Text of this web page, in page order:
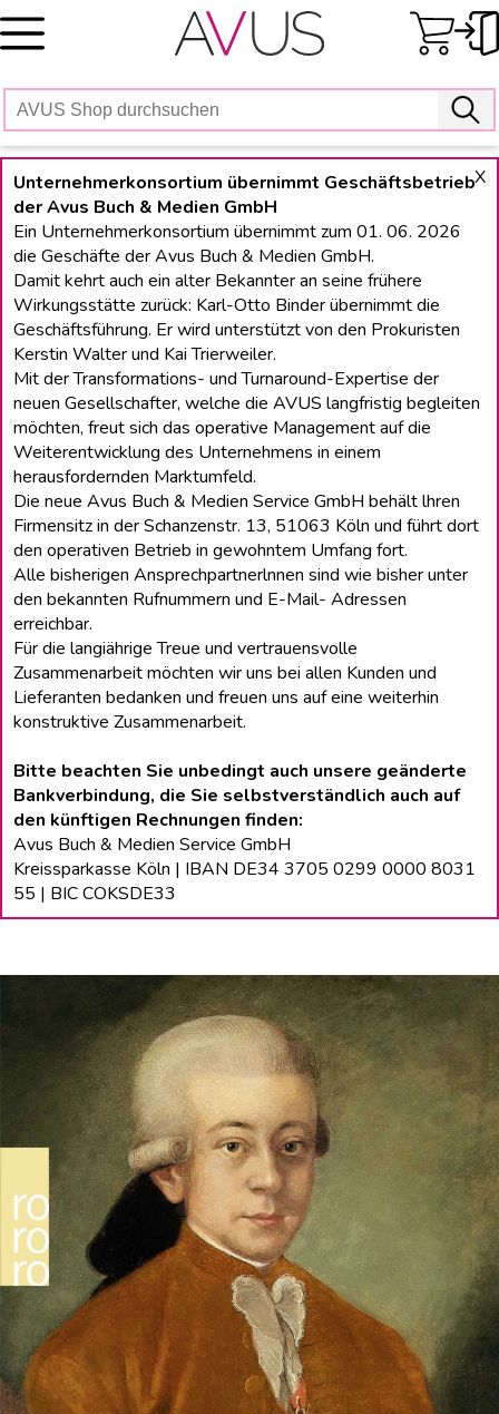
Skip
to
X
Unternehmerkonsortium übernimmt Geschäftsbetrieb
der Avus Buch & Medien GmbH
Ein Unternehmerkonsortium übernimmt zum 01. 06. 2026
die Geschäfte der Avus Buch & Medien GmbH.
Damit kehrt auch ein alter Bekannter an seine frühere
Wirkungsstätte zurück: Karl-Otto Binder übernimmt die
Geschäftsführung. Er wird unterstützt von den Prokuristen
Kerstin Walter und Kai Trierweiler.
Mit der Transformations- und Turnaround-Expertise der
neuen Gesellschafter, welche die AVUS langfristig begleiten
möchten, freut sich das operative Management auf die
Weiterentwicklung des Unternehmens in einem
herausfordernden Marktumfeld.
Die neue Avus Buch & Medien Service GmbH behält lhren
Firmensitz in der Schanzenstr. 13, 51063 Köln und führt dort
den operativen Betrieb in gewohntem Umfang fort.
Alle bisherigen Ansprechpartnerlnnen sind wie bisher unter
den bekannten Rufnummern und E-Mail- Adressen
erreichbar.
Für die langiährige Treue und vertrauensvolle
Zusammenarbeit möchten wir uns bei allen Kunden und
Lieferanten bedanken und freuen uns auf eine weiterhin
konstruktive Zusammenarbeit.
Bitte beachten Sie unbedingt auch unsere geänderte
Bankverbindung, die Sie selbstverständlich auch auf
den künftigen Rechnungen finden:
Avus Buch & Medien Service GmbH
Kreissparkasse Köln | IBAN DE34 3705 0299 0000 8031
55 | BIC COKSDE33